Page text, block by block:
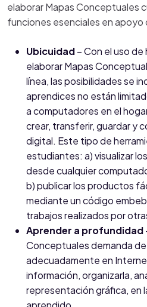
elaborar Mapas Conceptuales
funciones esenciales en apoyo
Ubicuidad– Con el uso
elaborar Mapas
línea, las posibilidades se
aprendices no están
a computadores en el
crear, transferir, guardar y
digital. Este tipo de
estudiantes: a) visualizar
desde cualquier
b) publicar los productos
mediante un código
trabajos realizados por
Aprender a profundidad
Conceptuales demanda
adecuadamente en
información, organizarla,
representación gráfica, en